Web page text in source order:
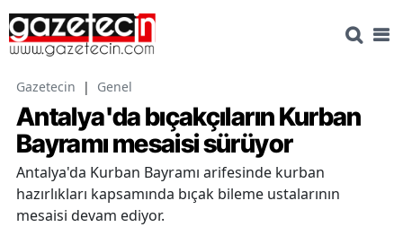
Gazetecin | Genel
Antalya'da bıçakçıların Kurban
Bayramı mesaisi sürüyor
Antalya'da Kurban Bayramı arifesinde kurban
hazırlıkları kapsamında bıçak bileme ustalarının
mesaisi devam ediyor.